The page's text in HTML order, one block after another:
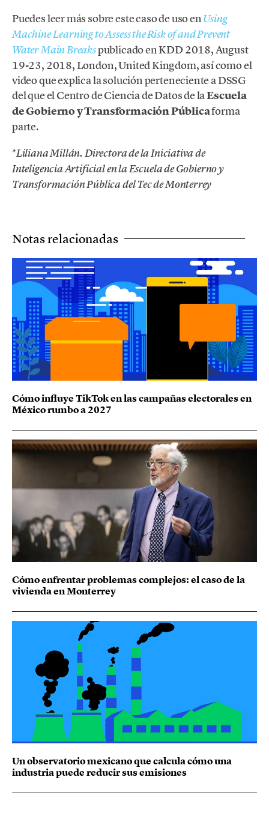
Puedes leer más sobre este caso de uso enUsing
Machine Learning to Assess the Risk of and Prevent
Water Main Breakspublicado en KDD 2018, August
19-23, 2018, London, United Kingdom, así como el
video que explica la solución perteneciente a DSSG
del que el Centro de Ciencia de Datos de laEscuela
de Gobierno y Transformación Públicaforma
parte.
*Liliana Millán. Directora de la Iniciativa de
Inteligencia Artificial en la Escuela de Gobierno y
Transformación Pública del Tec de Monterrey
Notas relacionadas
Cómo influye TikTok en las campañas electorales en
México rumbo a 2027
Cómo enfrentar problemas complejos: el caso de la
vivienda en Monterrey
Un observatorio mexicano que calcula cómo una
industria puede reducir sus emisiones